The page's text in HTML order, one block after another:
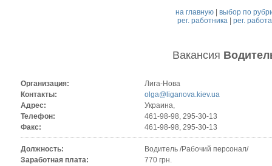
на главную |выбор по
рег. работника| рег.
Вакансия
Организация:
Лига-Нова
Контакты:
olga@liganova.kiev.ua
Адрес:
Украина,
Телефон:
461-98-98, 295-30-13
Факс:
461-98-98, 295-30-13
Должность:
Водитель /Рабочий персонал/
Заработная плата:
770 грн.